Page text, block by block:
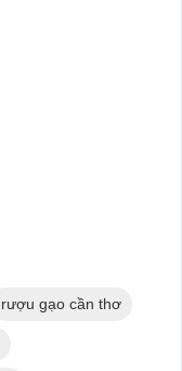
rượu gạo cần thơ